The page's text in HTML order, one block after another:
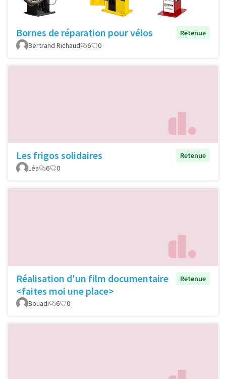
Bornes de réparation pour vélos
Retenue
Bertrand Richaud
6 0
Les frigos solidaires
Retenue
Léa
6 0
Réalisation d'un film documentaire
<faites moi une place>
Retenue
Bouadi 6 0